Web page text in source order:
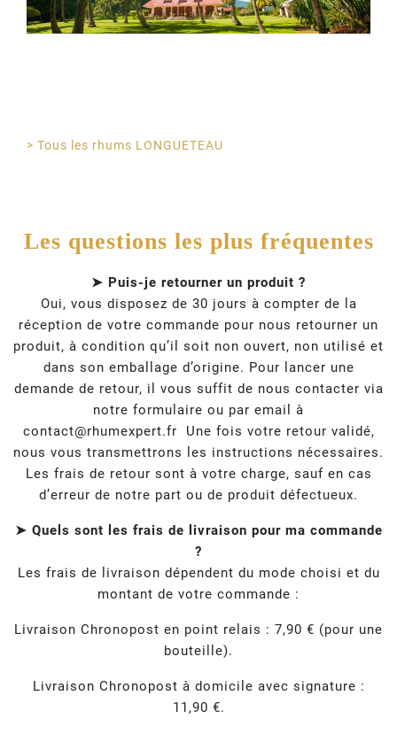
> Tous les rhums LONGUETEAU
Les questions les plus fréquentes
➤ Puis-je retourner un produit ?
Oui, vous disposez de 30 jours à compter de la
réception de votre commande pour nous retourner un
produit, à condition qu’il soit non ouvert, non utilisé et
dans son emballage d’origine. Pour lancer une
demande de retour, il vous suffit de nous contacter via
notre formulaire ou par email à
contact@rhumexpert.fr Une fois votre retour validé,
nous vous transmettrons les instructions nécessaires.
Les frais de retour sont à votre charge, sauf en cas
d’erreur de notre part ou de produit défectueux.
➤ Quels sont les frais de livraison pour ma commande
?
Les frais de livraison dépendent du mode choisi et du
montant de votre commande :
Livraison Chronopost en point relais : 7,90 € (pour une
bouteille).
Livraison Chronopost à domicile avec signature :
11,90 €.